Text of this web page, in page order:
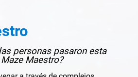
personas pasaron esta
Maestro?